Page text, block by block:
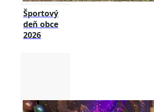
Športový
deň obce
2026